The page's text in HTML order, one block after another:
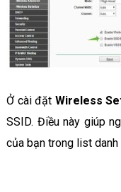
Ở cài đặt Wireless
SSID. Điều này giúp
của bạn trong list